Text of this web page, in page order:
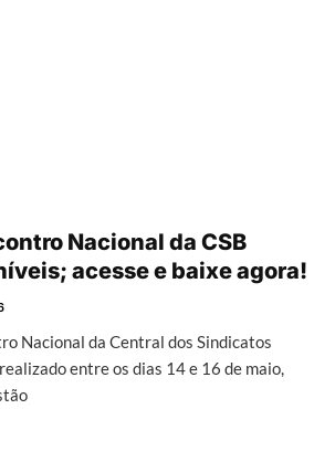
Nacional da CSB
acesse e baixe agora!
Nacional da Central dos Sindicatos
entre os dias 14 e 16 de maio,